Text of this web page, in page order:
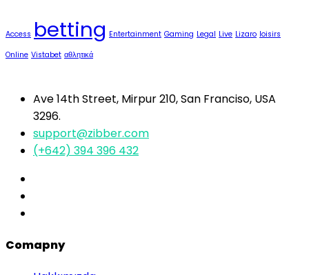
Access betting Entertainment Gaming Legal Live Lizaro loisirs
Online Vistabet αθλητικά
Ave 14th Street, Mirpur 210, San Franciso, USA
3296.
support@zibber.com
(+642) 394 396 432
Comapny